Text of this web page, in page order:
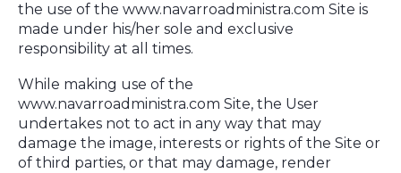
the use of the www.navarroadministra.com Site is
made under his/her sole and exclusive
responsibility at all times.
While making use of the
www.navarroadministra.com Site, the User
undertakes not to act in any way that may
damage the image, interests or rights of the Site or
of third parties, or that may damage, render